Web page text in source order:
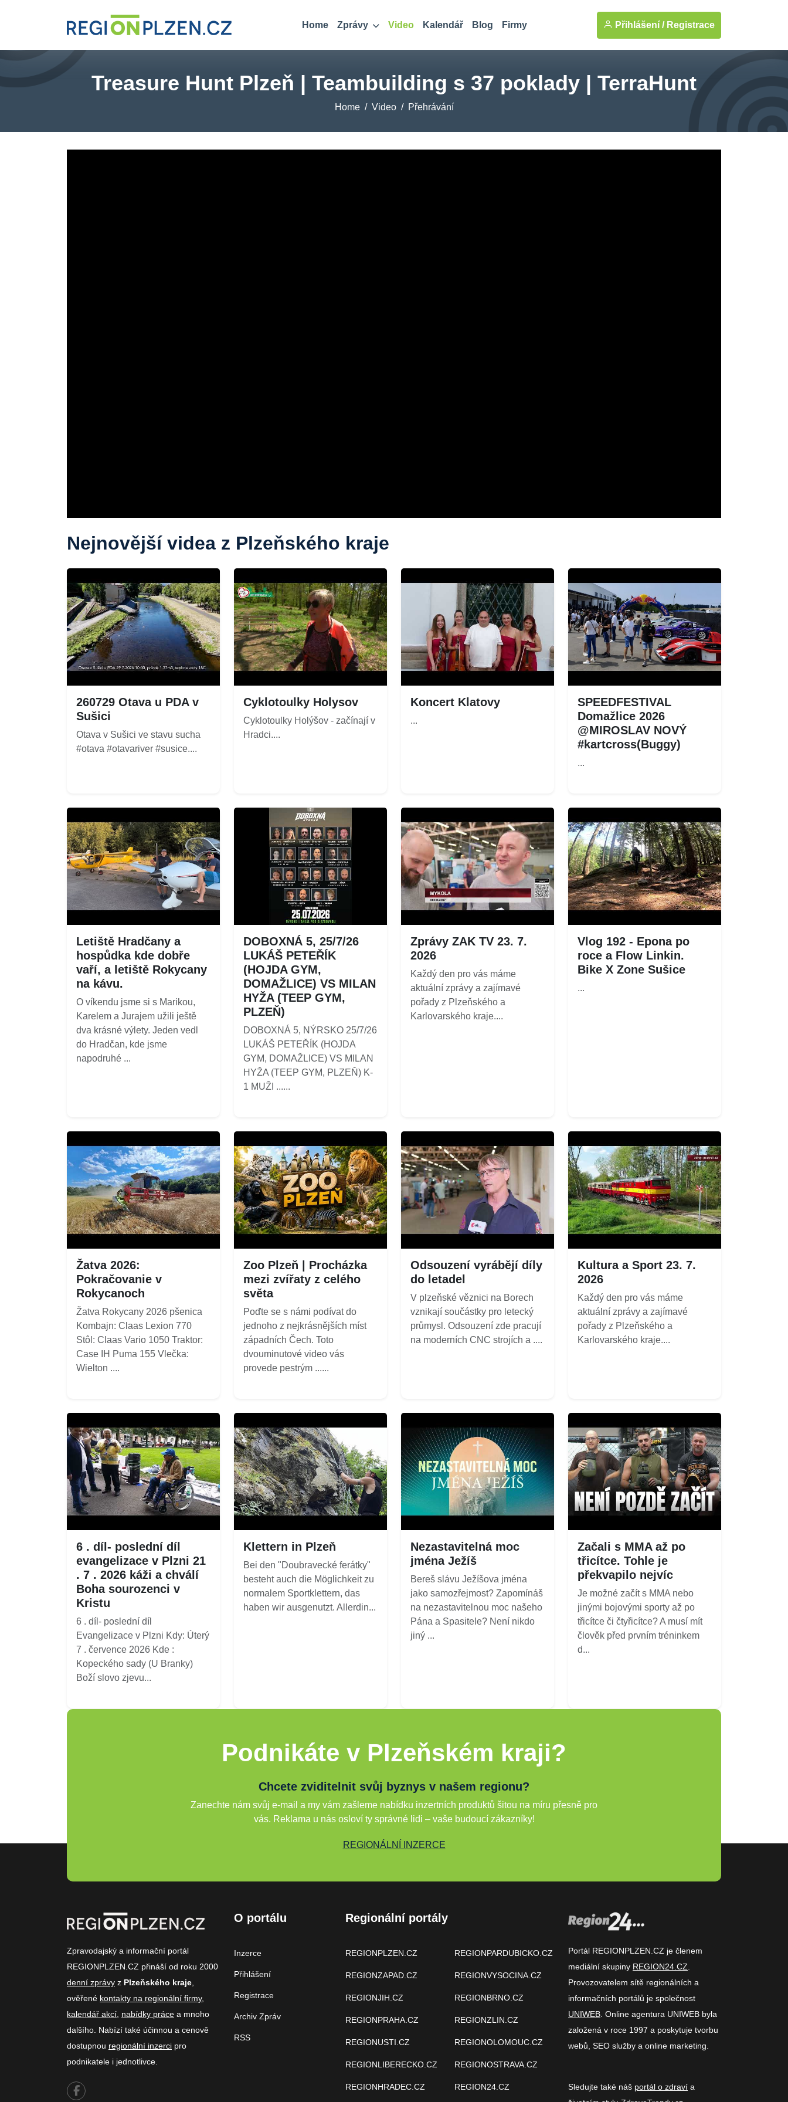
Home Zprávy Video Kalendář Blog Firmy Přihlášení / Registrace
Treasure Hunt Plzeň | Teambuilding s 37 poklady | TerraHunt
Home Video Přehrávání
Nejnovější videa z Plzeňského kraje
260729 Otava u PDA v
Sušici
Otava v Sušici ve stavu sucha
#otava #otavariver #susice....
Cyklotoulky Holysov
Cyklotoulky Holýšov - začínají v
Hradci....
Koncert Klatovy
...
SPEEDFESTIVAL
Domažlice 2026
@MIROSLAV NOVÝ
#kartcross(Buggy)
...
Letiště Hradčany a
hospůdka kde dobře
vaří, a letiště Rokycany
na kávu.
O víkendu jsme si s Marikou,
Karelem a Jurajem užili ještě
dva krásné výlety. Jeden vedl
do Hradčan, kde jsme
napodruhé ...
DOBOXNÁ 5, 25/7/26
LUKÁŠ PETEŘÍK
(HOJDA GYM,
DOMAŽLICE) VS MILAN
HYŽA (TEEP GYM,
PLZEŇ)
DOBOXNÁ 5, NÝRSKO 25/7/26
LUKÁŠ PETEŘÍK (HOJDA
GYM, DOMAŽLICE) VS MILAN
HYŽA (TEEP GYM, PLZEŇ) K-
1 MUŽI ......
Zprávy ZAK TV 23. 7.
2026
Každý den pro vás máme
aktuální zprávy a zajímavé
pořady z Plzeňského a
Karlovarského kraje....
Vlog 192 - Epona po
roce a Flow Linkin.
Bike X Zone Sušice
...
Žatva 2026:
Pokračovanie v
Rokycanoch
Žatva Rokycany 2026 pšenica
Kombajn: Claas Lexion 770
Stôl: Claas Vario 1050 Traktor:
Case IH Puma 155 Vlečka:
Wielton ....
Zoo Plzeň | Procházka
mezi zvířaty z celého
světa
Poďte se s námi podívat do
jednoho z nejkrásnějších míst
západních Čech. Toto
dvouminutové video vás
provede pestrým ......
Odsouzení vyrábějí díly
do letadel
V plzeňské věznici na Borech
vznikají součástky pro letecký
průmysl. Odsouzení zde pracují
na moderních CNC strojích a ....
Kultura a Sport 23. 7.
2026
Každý den pro vás máme
aktuální zprávy a zajímavé
pořady z Plzeňského a
Karlovarského kraje....
6 . díl- poslední díl
evangelizace v Plzni 21
. 7 . 2026 káži a chválí
Boha sourozenci v
Kristu
6 . díl- poslední díl
Evangelizace v Plzni Kdy: Úterý
7 . července 2026 Kde :
Kopeckého sady (U Branky)
Boží slovo zjevu...
Klettern in Plzeň
Bei den "Doubravecké ferátky"
besteht auch die Möglichkeit zu
normalem Sportklettern, das
haben wir ausgenutzt. Allerdin...
Nezastavitelná moc
jména Ježíš
Bereš slávu Ježíšova jména
jako samozřejmost? Zapomínáš
na nezastavitelnou moc našeho
Pána a Spasitele? Není nikdo
jiný ...
Začali s MMA až po
třicítce. Tohle je
překvapilo nejvíc
Je možné začít s MMA nebo
jinými bojovými sporty až po
třicítce či čtyřicítce? A musí mít
člověk před prvním tréninkem
d...
Podnikáte v Plzeňském kraji?
Chcete zviditelnit svůj byznys v našem regionu?
Zanechte nám svůj e-mail a my vám zašleme nabídku inzertních produktů šitou na míru přesně pro
vás. Reklama u nás osloví ty správné lidi – vaše budoucí zákazníky!
REGIONÁLNÍ INZERCE
Zpravodajský a informační portál
REGIONPLZEN.CZ přináší od roku 2000
denní zprávy z Plzeňského kraje
ověřené kontakty na regionální firmy,
kalendář akcí nabídky práce a mnoho
dalšího. Nabízí také účinnou a cenově
dostupnou regionální inzerci pro
podnikatele i jednotlivce.
O portálu
Inzerce
Přihlášení
Registrace
Archiv Zpráv
RSS
Regionální portály
REGIONPLZEN.CZ
REGIONZAPAD.CZ
REGIONJIH.CZ
REGIONPRAHA.CZ
REGIONUSTI.CZ
REGIONLIBERECKO.CZ
REGIONHRADEC.CZ
REGIONPARDUBICKO.CZ
REGIONVYSOCINA.CZ
REGIONBRNO.CZ
REGIONZLIN.CZ
REGIONOLOMOUC.CZ
REGIONOSTRAVA.CZ
REGION24.CZ
Portál REGIONPLZEN.CZ je členem
mediální skupiny REGION24.CZ
Provozovatelem sítě regionálních a
informačních portálů je společnost
UNIWEB . Online agentura UNIWEB byla
založená v roce 1997 a poskytuje tvorbu
webů, SEO služby a online marketing.
Sledujte také náš portál o zdraví a